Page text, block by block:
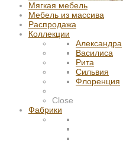
Мягкая мебель
Мебель из массива
Распродажа
Коллекции
Александра
Василиса
Рита
Сильвия
Флоренция
Close
Фабрики